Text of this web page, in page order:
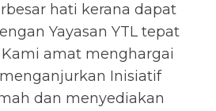
hati kerana dapat
Yayasan YTL tepat
amat menghargai
Inisiatif
dan menyediakan